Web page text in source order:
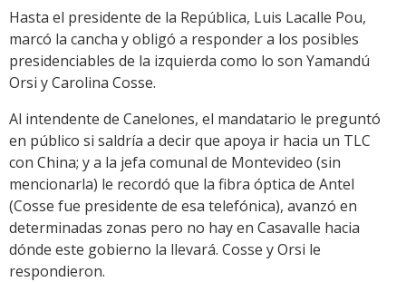
Hasta el presidente de la República, Luis Lacalle Pou,
marcó la cancha y obligó a responder a los posibles
presidenciables de la izquierda como lo son Yamandú
Orsi y Carolina Cosse.
Al intendente de Canelones, el mandatario le preguntó
en público si saldría a decir que apoya ir hacia un TLC
con China; y a la jefa comunal de Montevideo (sin
mencionarla) le recordó que la fibra óptica de Antel
(Cosse fue presidente de esa telefónica), avanzó en
determinadas zonas pero no hay en Casavalle hacia
dónde este gobierno la llevará. Cosse y Orsi le
respondieron.